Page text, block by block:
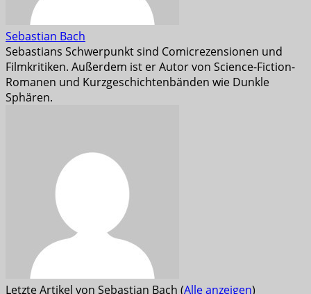
Sebastian Bach
Sebastians Schwerpunkt sind Comicrezensionen und
Filmkritiken. Außerdem ist er Autor von Science-Fiction-
Romanen und Kurzgeschichtenbänden wie Dunkle
Sphären.
Letzte Artikel von Sebastian Bach (Alle anzeigen)